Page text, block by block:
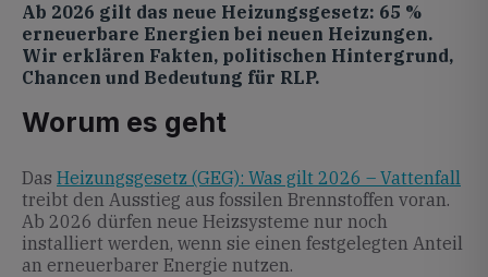
Ab 2026 gilt das neue Heizungsgesetz: 65 %
erneuerbare Energien bei neuen Heizungen.
Wir erklären Fakten, politischen Hintergrund,
Chancen und Bedeutung für RLP.
Worum es geht
Das Heizungsgesetz (GEG): Was gilt 2026 – Vattenfall
treibt den Ausstieg aus fossilen Brennstoffen voran.
Ab 2026 dürfen neue Heizsysteme nur noch
installiert werden, wenn sie einen festgelegten Anteil
an erneuerbarer Energie nutzen.